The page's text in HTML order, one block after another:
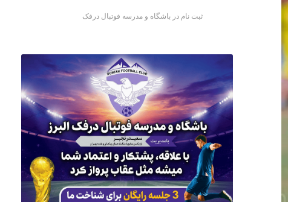
ثبت نام در باشگاه و مدرسه فوتبال درفک